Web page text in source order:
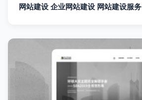
网站建设 企业网站建设 网站建设服务